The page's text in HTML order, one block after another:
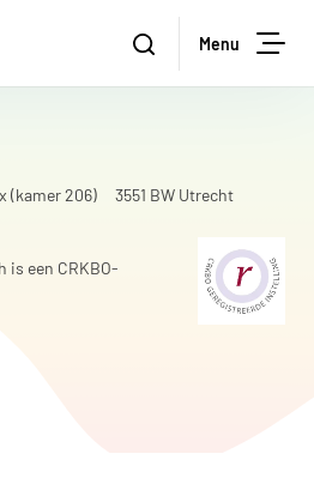
Positive Health Zoeken
Menu
(kamer 206) 3551 BW Utrecht
is een CRKBO-
channel/